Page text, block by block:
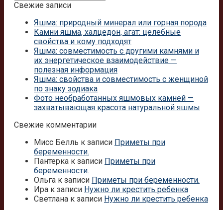
Свежие записи
Яшма: природный минерал или горная порода
Камни яшма, халцедон, агат: целебные
свойства и кому подходят
Яшма: совместимость с другими камнями и
их энергетическое взаимодействие —
полезная информация
Яшма: свойства и совместимость с женщиной
по знаку зодиака
Фото необработанных яшмовых камней —
захватывающая красота натуральной яшмы
Свежие комментарии
Мисс Белль к записи Приметы при
беременности.
Пантерка к записи Приметы при
беременности.
Ольга к записи Приметы при беременности.
Ира к записи Нужно ли крестить ребенка
Светлана к записи Нужно ли крестить ребенка